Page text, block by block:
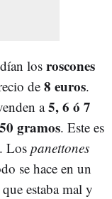
los roscones
de 8 euros.
a5, 6 ó 7
gramos. Este es
. Los panettones
se hace en un
que estaba mal y